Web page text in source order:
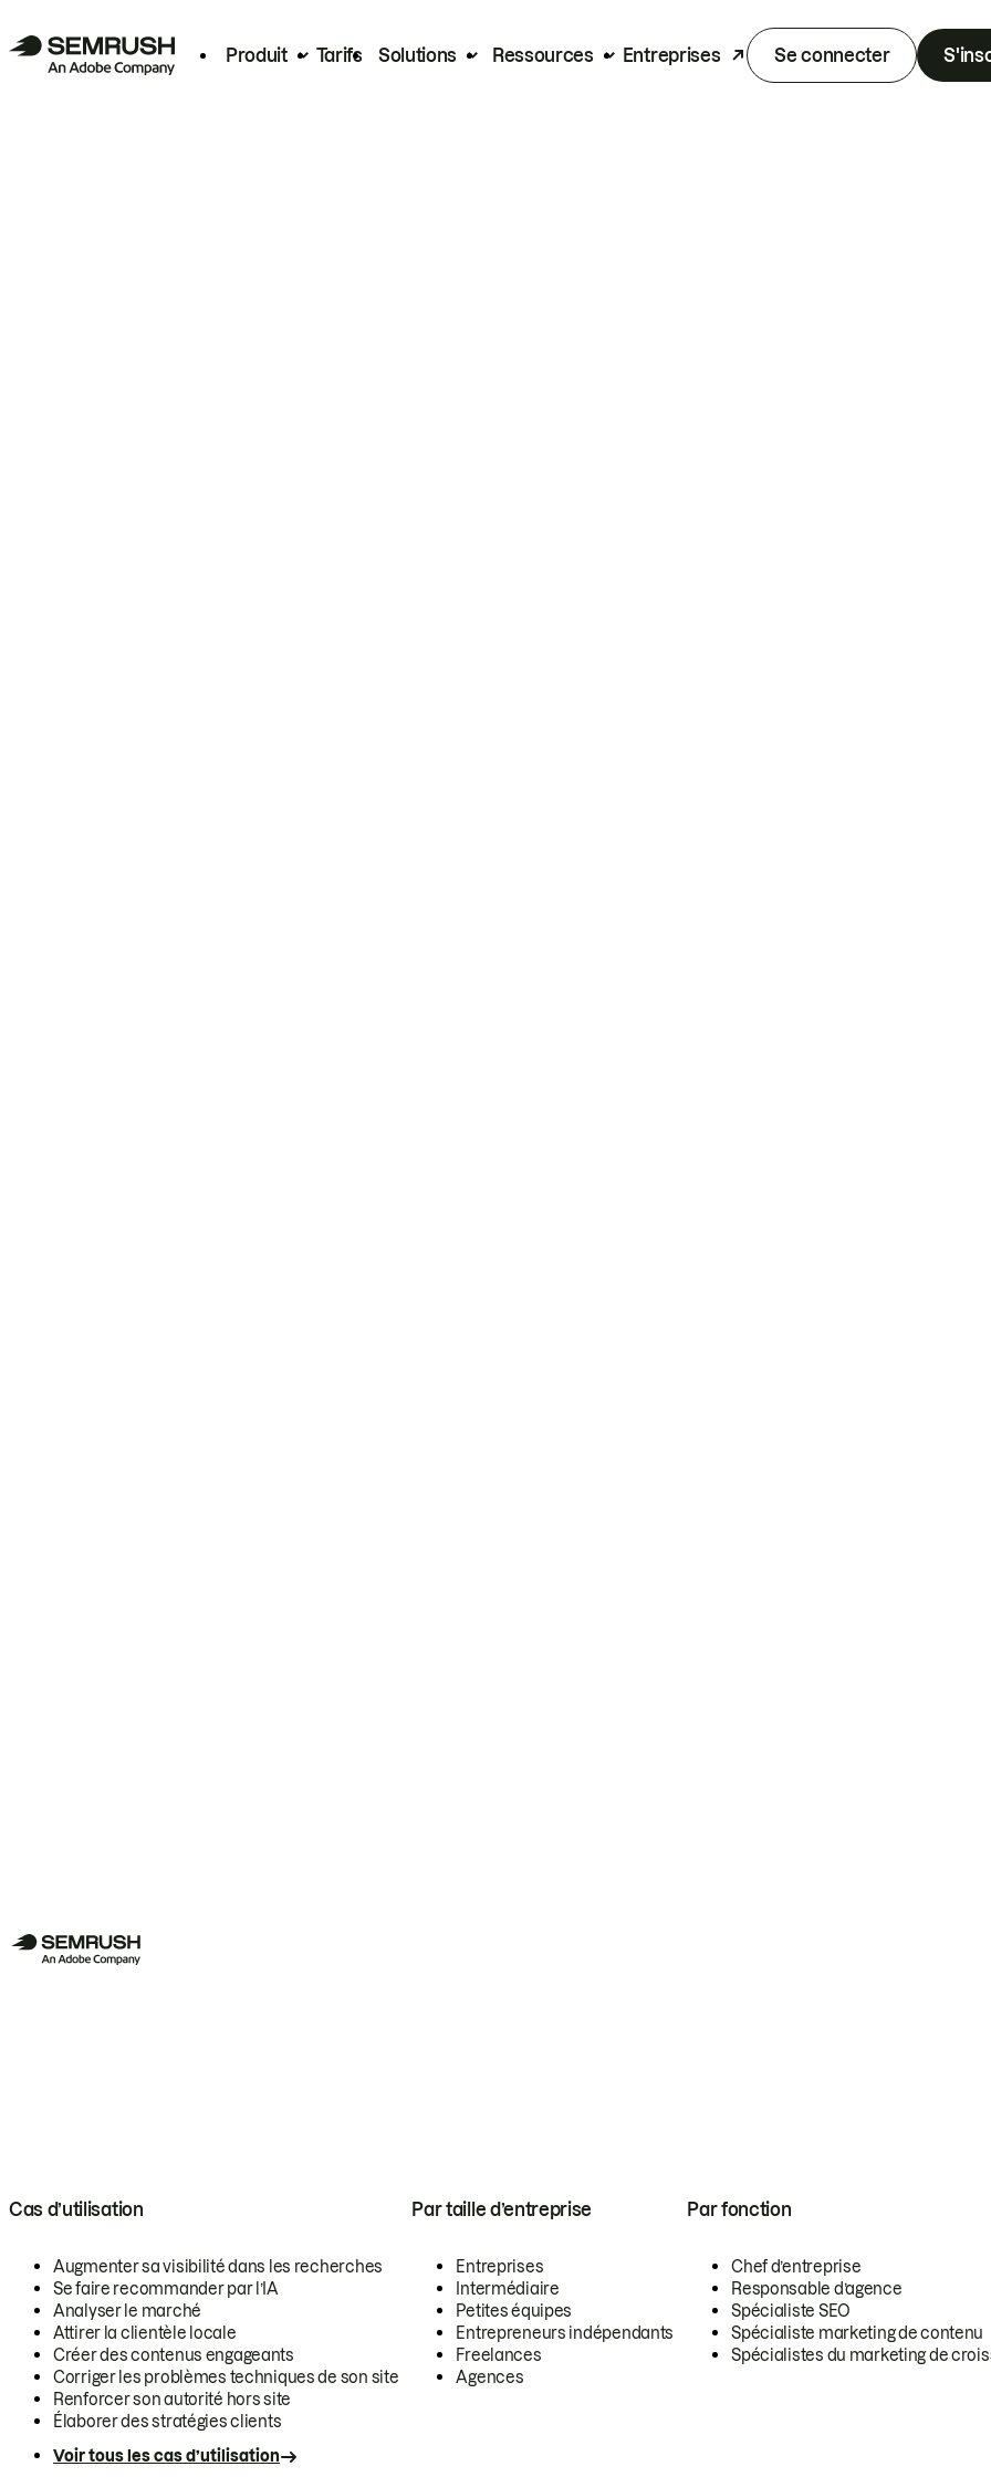
Produit Tarifs Solutions Ressources Entreprises Se connecter
Cas d’utilisation
Augmenter sa visibilité dans les recherches
Se faire recommander par l’IA
Analyser le marché
Attirer la clientèle locale
Créer des contenus engageants
Corriger les problèmes techniques de son site
Renforcer son autorité hors site
Élaborer des stratégies clients
Voir tous les cas d’utilisation
Par taille d’entreprise
Entreprises
Intermédiaire
Petites équipes
Entrepreneurs indépendants
Freelances
Agences
Par fonction
Chef d’entreprise
Responsable d’agence
Spécialiste SEO
Spécialiste marketing de contenu
Spécialistes du marketing de